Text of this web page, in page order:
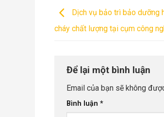
Dịch vụ bảo trì bảo dưỡng
cháy chất lượng tại cụm công
Để lại một bình luận
Email của bạn sẽ không
Bình luận *